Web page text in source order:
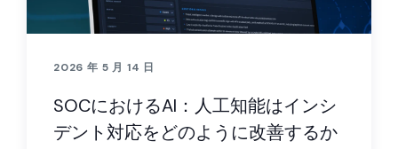
2026 年 5 月 14 日
SOCにおけるAI：人工知能はインシ
デント対応をどのように改善するか